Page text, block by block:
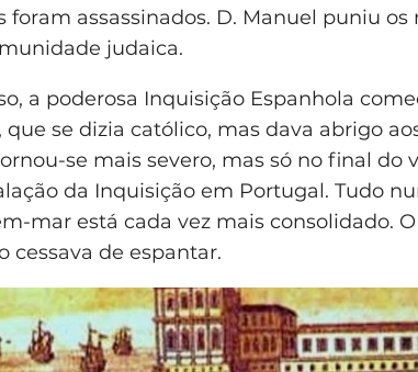
foram assassinados. D. Manuel puniu
judaica.
a poderosa Inquisição Espanhola
se dizia católico, mas dava abrigo
se mais severo, mas só no final do
da Inquisição em Portugal. Tudo
mar está cada vez mais consolidado.
cessava de espantar.